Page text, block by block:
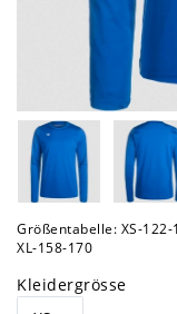
Größentabelle: XS-
XL-158-170
Kleidergrösse